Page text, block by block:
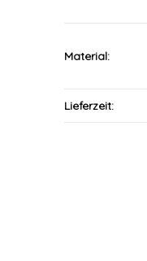
Material:
Lieferzeit: